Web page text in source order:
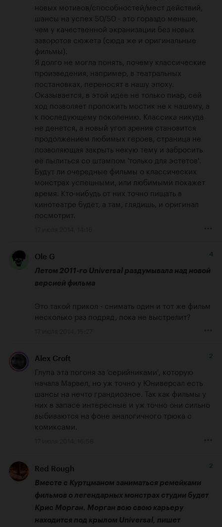
новых мотивов/способностей/мест действий,
шансы на успех 50/50 - это гораздо меньше,
чем у качественной экранизации без новых
заворотов сюжета (сюда же и оригинальные
фильмы).
Я долго не могла понять, почему классические
произведения, например, в театральных
постановках, переносят в нашу эпоху.
Оказывается, в этой идее не только пиар, сей
ход позволяет проложить мостик не к нашему, а
к последующему поколению. Классика никуда
не денется, а новый угол зрения становится
продолжением любимых героев, страница не
позволяющая закрыть некую тему и забросить
её пылиться со штампом 'только для эстетов'.
Будут ли очередные фильмы о классических
монстрах успешными, или любимыми покажет
время. Кто-нибудь от них точно пищать в
кинотеатре будет, а там, глядишь, и оригинал
посмотрит.
Ole G 4
Летом 2011-го Universal раздумывала над новой
версией фильма
Это такой прикол - снимать один и тот же фильм
несколько раз подряд, пока не выстрелит?
Alex Croft 2
Глупа эта погоня за 'серийниками', которую
начала Марвел, но уж точно у Юниверсал есть
шансы на нечто грандиозное. Так как фильмы у
них в запасе интересные и уж точно они сильно
выбиваются на фоне аналогичного трюка с
комиксами.
Red Rough 2
Вместе с Куртцманом заниматься ремейками
фильмов о легендарных монстрах студии будет
Крис Морган. Морган всю свою карьеру
находится под крылом Universal, пишет